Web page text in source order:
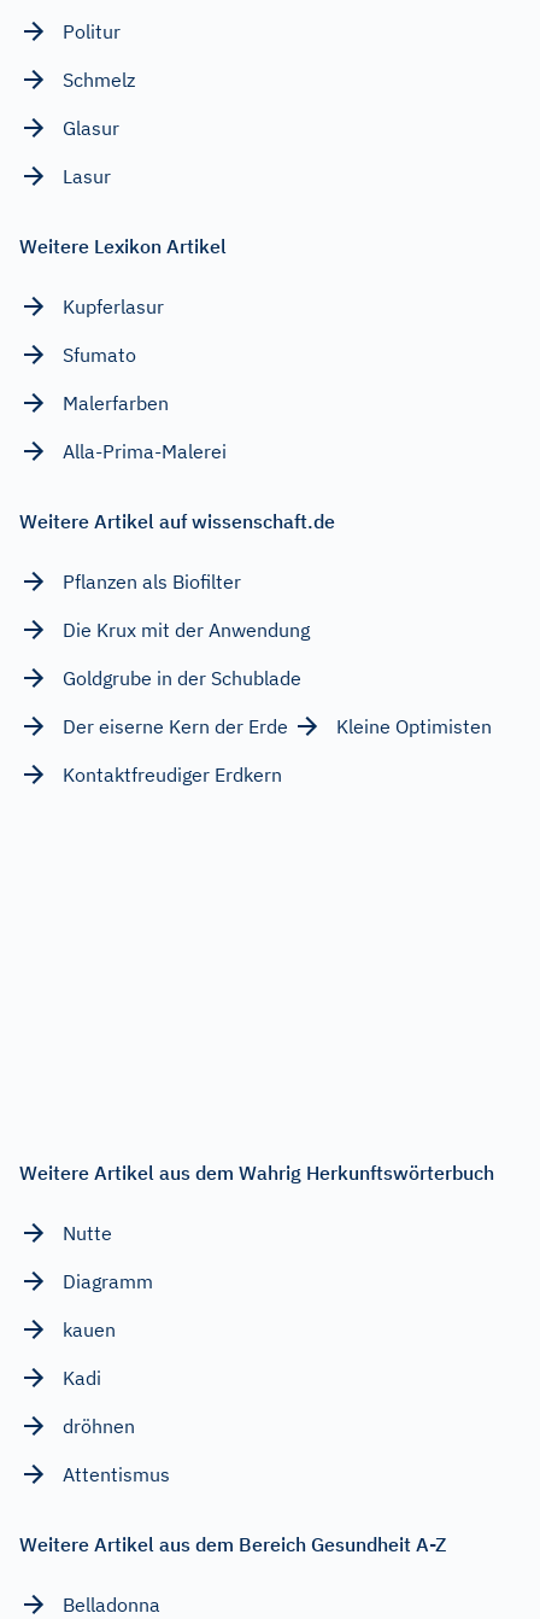
Politur
Schmelz
Glasur
Lasur
Weitere Lexikon Artikel
Kupferlasur
Sfumato
Malerfarben
Alla-Prima-Malerei
Weitere Artikel auf wissenschaft.de
Pflanzen als Biofilter
Die Krux mit der Anwendung
Goldgrube in der Schublade
Der eiserne Kern der Erde
Kleine Optimisten
Kontaktfreudiger Erdkern
Weitere Artikel aus dem Wahrig Herkunftswörterbuch
Nutte
Diagramm
kauen
Kadi
dröhnen
Attentismus
Weitere Artikel aus dem Bereich Gesundheit A-Z
Belladonna